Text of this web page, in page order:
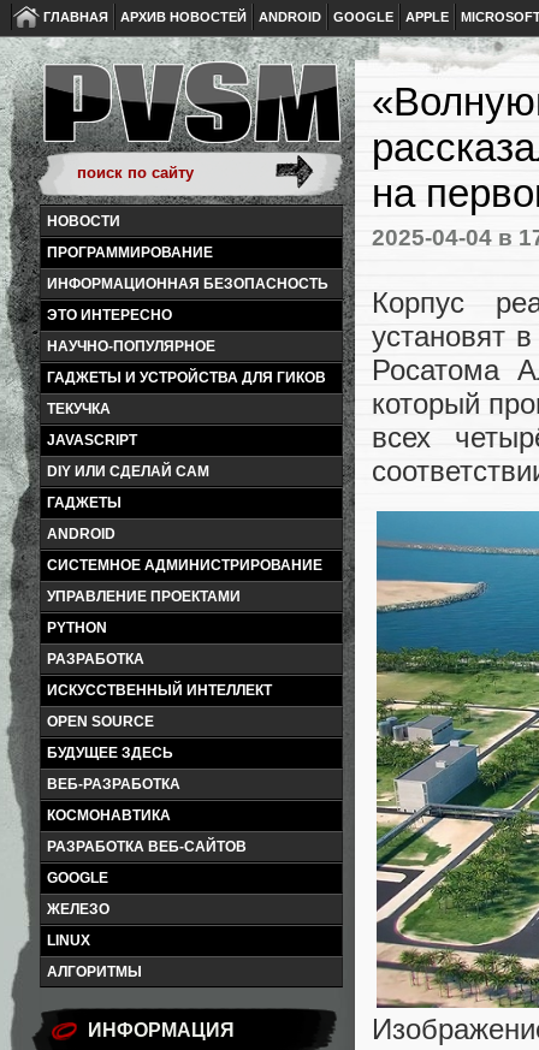
ГЛАВНАЯ АРХИВ НОВОСТЕЙ ANDROID GOOGLE APPLE
НОВОСТИ
ПРОГРАММИРОВАНИЕ
ИНФОРМАЦИОННАЯ БЕЗОПАСНОСТЬ
ЭТО ИНТЕРЕСНО
НАУЧНО-ПОПУЛЯРНОЕ
ГАДЖЕТЫ И УСТРОЙСТВА ДЛЯ ГИКОВ
ТЕКУЧКА
JAVASCRIPT
DIY ИЛИ СДЕЛАЙ САМ
ГАДЖЕТЫ
ANDROID
СИСТЕМНОЕ АДМИНИСТРИРОВАНИЕ
УПРАВЛЕНИЕ ПРОЕКТАМИ
PYTHON
РАЗРАБОТКА
ИСКУССТВЕННЫЙ ИНТЕЛЛЕКТ
OPEN SOURCE
БУДУЩЕЕ ЗДЕСЬ
ВЕБ-РАЗРАБОТКА
КОСМОНАВТИКА
РАЗРАБОТКА ВЕБ-САЙТОВ
GOOGLE
ЖЕЛЕЗО
LINUX
АЛГОРИТМЫ
ИНФОРМАЦИЯ
на
2025-04-04 в
Корпус
установят
Росатома
который
всех